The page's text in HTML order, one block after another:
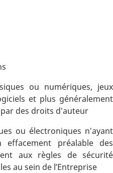
ou numériques, jeux
et plus généralement
des droits d'auteur
ou électroniques n'ayant
préalable des
aux règles de sécurité
au sein de l’Entreprise